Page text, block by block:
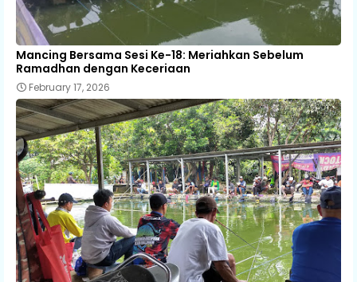
Mancing Bersama Sesi Ke-18: Meriahkan Sebelum
Ramadhan dengan Keceriaan
February 17, 2026